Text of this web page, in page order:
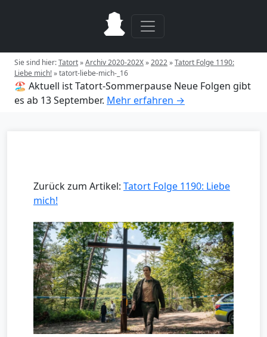
Sie sind hier:Tatort»Archiv 2020-202X»2022»Tatort Folge 1190:
Liebe mich!»tatort-liebe-mich-_16
🏖️ Aktuell ist Tatort-Sommerpause Neue Folgen gibt
es ab 13 September. Mehr erfahren →
Zurück zum Artikel: Tatort Folge 1190: Liebe
mich!